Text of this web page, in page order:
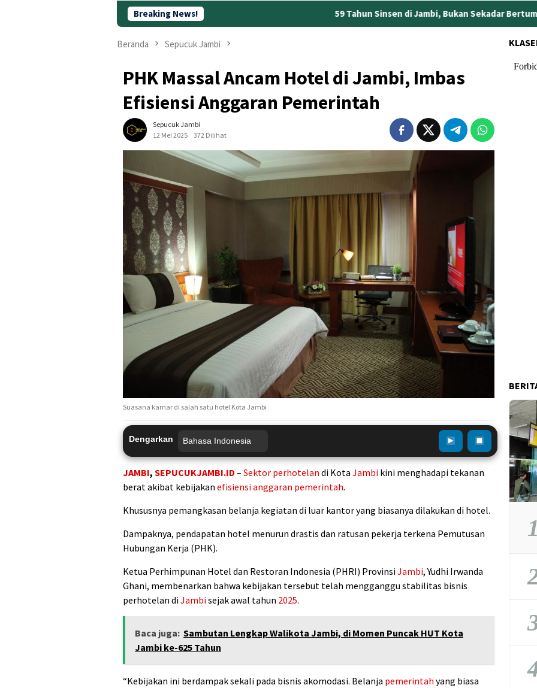
Breaking News! 59 Tahun Sinsen di Jambi, Bukan Sekadar Bertumbuh tapi Menjaga
Beranda Sepucuk Jambi
PHK Massal Ancam Hotel di Jambi, Imbas
Efisiensi Anggaran Pemerintah
Sepucuk Jambi
12 Mei 2025
372 Dilihat
Suasana kamar di salah satu hotel Kota Jambi
Dengarkan
JAMBI, SEPUCUKJAMBI.ID – Sektor perhotelan di Kota Jambi kini menghadapi tekanan
berat akibat kebijakan efisiensi anggaran pemerintah.
Khususnya pemangkasan belanja kegiatan di luar kantor yang biasanya dilakukan di hotel.
Dampaknya, pendapatan hotel menurun drastis dan ratusan pekerja terkena Pemutusan
Hubungan Kerja (PHK).
Ketua Perhimpunan Hotel dan Restoran Indonesia (PHRI) ProvinsiJambi, Yudhi Irwanda
Ghani, membenarkan bahwa kebijakan tersebut telah mengganggu stabilitas bisnis
perhotelan diJambisejak awal tahun 2025.
Baca juga: Sambutan Lengkap Walikota Jambi, di Momen Puncak HUT Kota
Jambi ke-625 Tahun
“Kebijakan ini berdampak sekali pada bisnis akomodasi. Belanja pemerintah yang biasa
1
2
3
4